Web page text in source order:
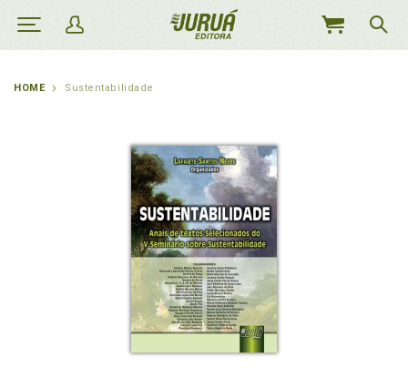
MEU
HOME Sustentabilidade